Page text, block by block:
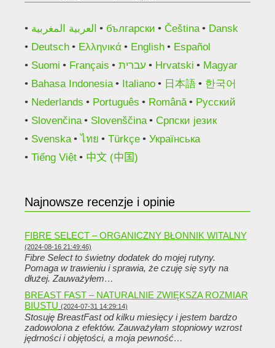
العربية المغربية български Čeština
Dansk
Deutsch
Ελληνικά English
Español
Suomi
Français עברית Hrvatski
Magyar
Bahasa Indonesia
Italiano 日本語
한국어
Nederlands
Português Română
Русский
Slovenčina
Slovenščina
Српски језик
Svenska
ไทย Türkçe
Українська
Tiếng Việt
中文 (中国)
Najnowsze recenzje i opinie
FIBRE SELECT – ORGANICZNY BŁONNIK WITALNY
(2024-08-16 21:49:46)
Fibre Select to świetny dodatek do mojej rutyny.
Pomaga w trawieniu i sprawia, że ​​czuję się syty na
dłużej. Zauważyłem…
BREAST FAST – NATURALNIE ZWIĘKSZA ROZMIAR
BIUSTU (2024-07-31 14:29:14)
Stosuję BreastFast od kilku miesięcy i jestem bardzo
zadowolona z efektów. Zauważyłam stopniowy wzrost
jędrności i objętości, a moja pewność…